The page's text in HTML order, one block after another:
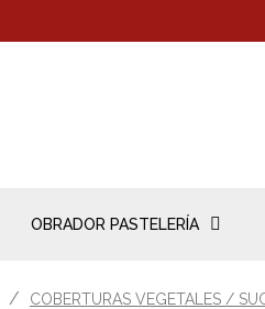
OBRADOR PASTELERÍA
COBERTURAS VEGETALES /